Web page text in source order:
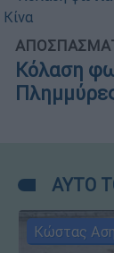
Κόλαση
ΑΥΤΟ
Κώστας